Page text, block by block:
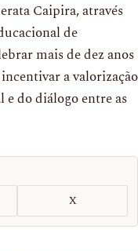
Caipira, através
de
mais de dez anos
a valorização
do diálogo entre as
X